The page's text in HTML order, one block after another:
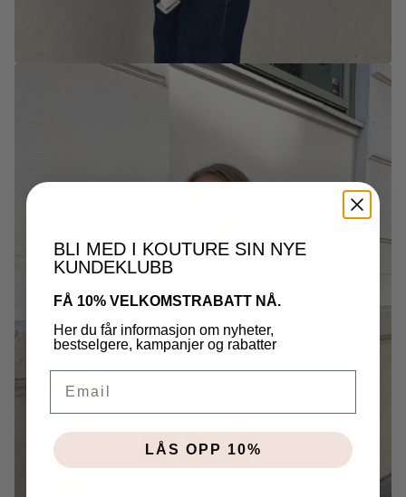
BLI MED I KOUTURE SIN NYE
KUNDEKLUBB
FÅ 10% VELKOMSTRABATT NÅ.
Her du får informasjon om nyheter,
bestselgere, kampanjer og rabatter
LÅS OPP 10%